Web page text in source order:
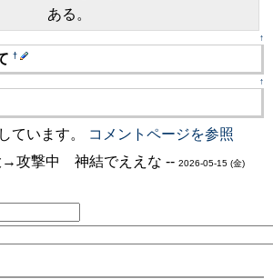
ある。
↑
†
↑
ています。
コメントページを参照
→攻撃中 神結でええな -- 2026-05-15 (金)